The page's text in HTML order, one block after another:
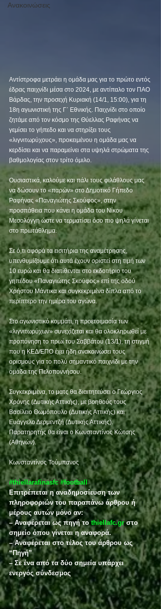
Ανακοινώσεις
Αντίστροφα μετράει η ομάδα μας για το πρώτο εντός
έδρας παιχνίδι μέσα στο 2024, με αντίπαλο τον ΠΑΟ
Βάρδας, την προσεχή Κυριακή (14/1, 15:00), για τη
18η αγωνιστική της Γ΄ Εθνικής. Παιχνίδι στο οποίο
ζητάμε από τον κόσμο της Θύελλας Ραφήνας να
γεμίσει το γήπεδο και να στηρίξει τους
«λιγνιτωρύχους», προκειμένου η ομάδα μας να
κερδίσει και να παραμείνει στα υψηλά στρώματα της
βαθμολογίας στον τρίτο όμιλο.
Ουσιαστικά, καλούμε και πάλι τους φιλάθλους μας
να δώσουν το «παρών» στο Δημοτικό Γήπεδο
Ραφήνας «Παναγιώτης Σκούφος», στην
προσπάθεια που κάνει η ομάδα του Νίκου
Μεσολόγγη ώστε να τερματίσει όσο πιο ψηλά γίνεται
στο πρωτάθλημα.
Σε ό,τι αφορά τα εισιτήρια της αναμέτρησης,
υπενθυμίζουμε ότι αυτά έχουν οριστεί στη τιμή των
10 ευρώ και θα διατίθενται στο εκδοτήριο του
γηπέδου «Παναγιώτης Σκούφος» επί της οδού
Χρήστου Μάντικα και συγκεκριμένα δίπλα από το
περίπτερο την ημέρα του αγώνα.
Στο αγωνιστικό κομμάτι, η προετοιμασία των
«λιγνιτωρύχων» συνεχίζεται και θα ολοκληρωθεί με
προπόνηση το πρωί του Σαββάτου (13/1), τη στιγμή
που η ΚΕΔ/ΕΠΟ έχει ήδη ανακοινώσει τους
ορισμούς για το πολύ σημαντικό παιχνίδι με την
ομάδα της Πελοποννήσου.
Συγκεκριμένα, το ματς θα διαιτητεύσει ο Γεώργιος
Χρόνης (Δυτικής Αττικής), με βοηθούς τους
Βασίλειο Θωμόπουλο (Δυτικής Αττικής) και
Ευάγγελο Δερμεντζή (Δυτικής Αττικής).
Παρατηρητής θα είναι ο Κωνσταντίνος Κώτσης
(Αθηνών).
Κωνσταντίνος Τούμπανος
#thiellarafinasfc #football
Επιτρέπεται η αναδημοσίευση των
πληροφοριών του παραπάνω άρθρου ή
μέρους αυτών μόνο αν:
– Αναφέρεται ως πηγή το thiellafc.gr στο
σημείο όπου γίνεται η αναφορά.
– Αναφέρεται στο τέλος του άρθρου ως
“Πηγή”
– Σε ένα από τα δύο σημεία υπάρχει
ενεργός σύνδεσμος